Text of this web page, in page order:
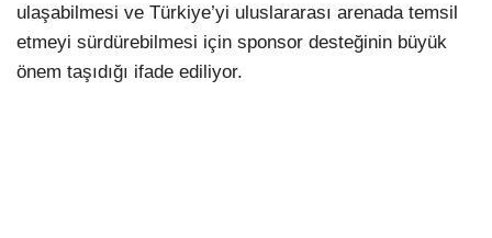
ulaşabilmesi ve Türkiye’yi uluslararası arenada temsil
etmeyi sürdürebilmesi için sponsor desteğinin büyük
önem taşıdığı ifade ediliyor.